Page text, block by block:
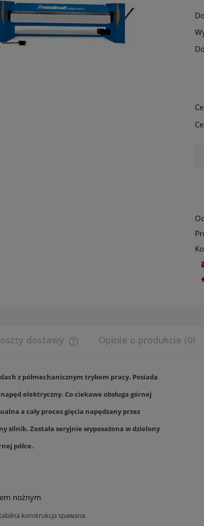
dostawy
płatności
Opinie o produkcie (0)
z półmechanicznym trybem pracy. Posiada
elektryczny. Co ciekawe obsługa górnej
a cały proces gięcia napędzany przez
silnik. Została seryjnie wyposażona w dzielony
półce.
nożnym
konstrukcja spawana